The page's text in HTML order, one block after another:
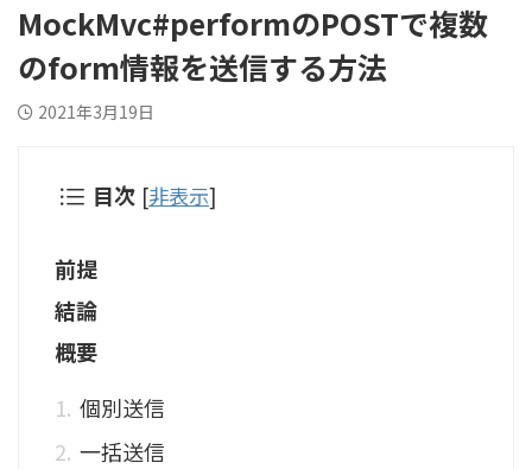
MockMvc#performのPOSTで複数
のform情報を送信する方法
2021年3月19日
目次 [非表示]
前提
結論
概要
個別送信
一括送信